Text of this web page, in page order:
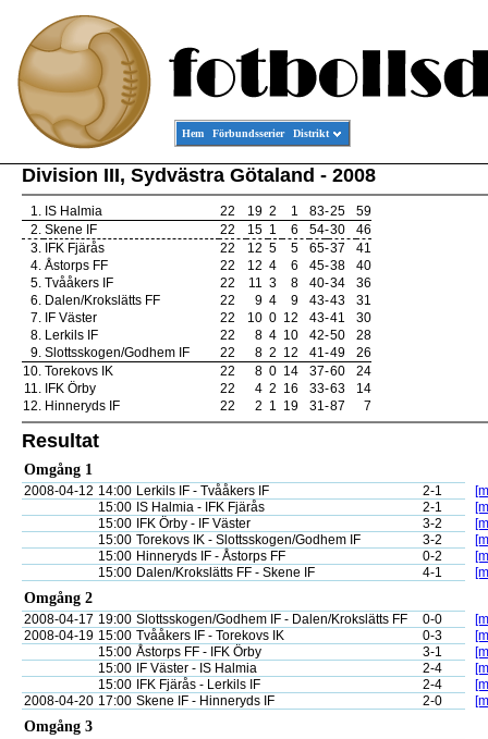
Hem Förbundsserier Distrikt
Division III, Sydvästra Götaland - 2008
1. IS Halmia 22 19 2 1 83-25
59
2. Skene IF 22 15 1 6 54-30
46
3. IFK Fjärås 22 12 5 5 65-37
41
4. Åstorps FF 22 12 4 6 45-38
40
5. Tvååkers IF 22 11 3 8 40-34
36
6. Dalen/Krokslätts FF 22 9 4 9 43-43
31
7. IF Väster 22 10 0 12 43-41
30
8. Lerkils IF 22 8 4 10 42-50
28
9. Slottsskogen/Godhem IF 22 8 2 12 41-49
26
10. Torekovs IK 22 8 0 14 37-60
24
11. IFK Örby 22 4 2 16 33-63
14
12. Hinneryds IF 22 2 1 19 31-87 7
Resultat
Omgång 1
2008-04-12 14:00 Lerkils IF - Tvååkers IF 2-1
15:00 IS Halmia - IFK Fjärås 2-1
15:00
IFK Örby - IF Väster 3-2
15:00 Torekovs IK - Slottsskogen/Godhem IF 3-2
15:00 Hinneryds IF - Åstorps FF 0-2
15:00 Dalen/Krokslätts FF - Skene IF 4-1
Omgång 2
2008-04-17 19:00 Slottsskogen/Godhem IF - Dalen/Krokslätts FF 0-0
2008-04-19 15:00 Tvååkers IF - Torekovs IK 0-3
15:00 Åstorps FF - IFK Örby 3-1
15:00
IF Väster - IS Halmia 2-4
15:00
IFK Fjärås - Lerkils IF 2-4
2008-04-20 17:00 Skene IF - Hinneryds IF 2-0
Omgång 3